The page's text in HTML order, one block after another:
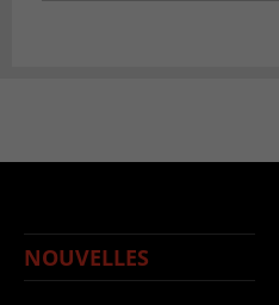
NOUVELLES